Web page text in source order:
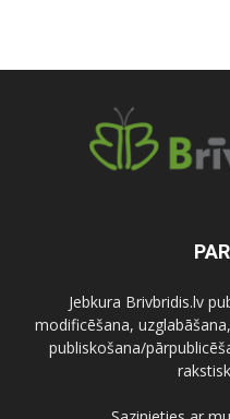
Jebkura Brivbridis.lv
modificēšana,
publiskošana/